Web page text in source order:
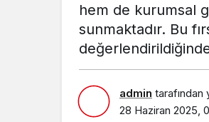
hem de kurumsal
sunmaktadır. Bu
admin tarafından
28 Haziran 2025,